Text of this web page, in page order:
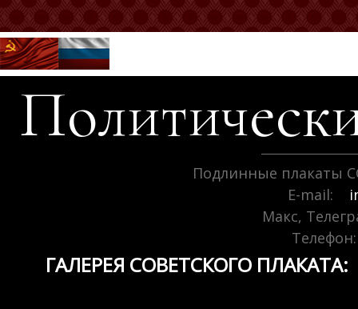
Подлинные плакаты
E-mail:
Макс,
Телефон:
ГАЛЕРЕЯ СОВЕТСКОГО ПЛАКАТА: